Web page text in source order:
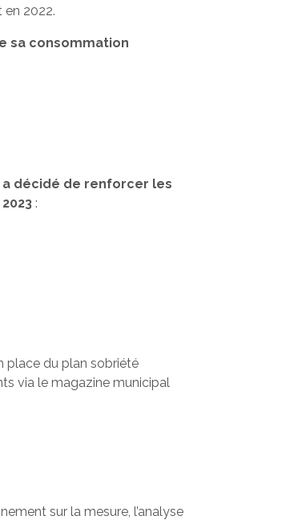
2022.
sa consommation
a décidé de renforcer les
:
place du plan sobriété
via le magazine municipal
sur la mesure, l’analyse